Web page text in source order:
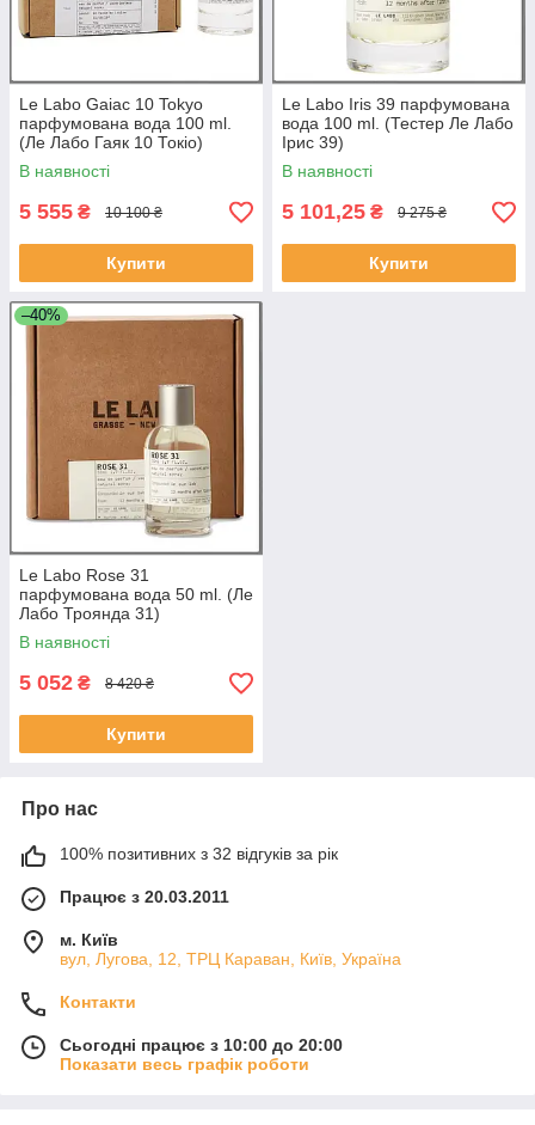
Le Labo Gaiac 10 Tokyo
парфумована вода 100 ml.
(Ле Лабо Гаяк 10 Токіо)
В наявності
5 555 ₴ 10 100 ₴
Купити
Le Labo Iris 39 парфумована
вода 100 ml. (Тестер Ле Лабо
Ірис 39)
В наявності
5 101,25 ₴ 9 275 ₴
Купити
–40%
Le Labo Rose 31
парфумована вода 50 ml. (Ле
Лабо Троянда 31)
В наявності
5 052 ₴ 8 420 ₴
Купити
Про нас
100% позитивних з 32 відгуків за рік
Працює з 20.03.2011
м. Київ
вул, Лугова, 12, ТРЦ Караван, Київ, Україна
Контакти
Сьогодні працює з 10:00 до 20:00
Показати весь графік роботи